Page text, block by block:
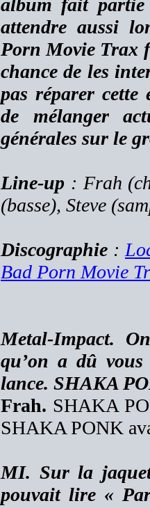
album fait partie
attendre aussi
Porn Movie Trax
chance de les
pas réparer cette
de mélanger
générales sur le
Line-up : Frah
(basse), Steve
Discographie :
Bad Porn Movie
Metal-Impact.
qu’on a dû
lance. SHAKA
Frah. SHAKA
SHAKA PONK
MI. Sur la
pouvait lire «